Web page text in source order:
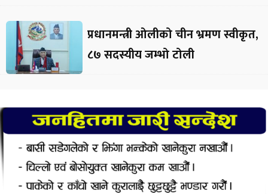
प्रधानमन्त्री ओलीको चीन भ्रमण स्वीकृत,
८७ सदस्यीय जम्भो टोली